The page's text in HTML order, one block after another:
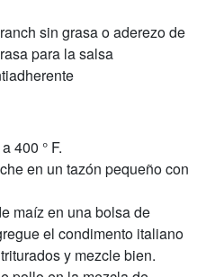
sin grasa o aderezo de
para la salsa
400 ° F.
en un tazón pequeño con
maíz en una bolsa de
el condimento italiano
y mezcle bien.